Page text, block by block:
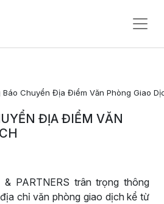
Báo Chuyển Địa Điểm Văn Phòng Giao
ĐỊA ĐIỂM VĂN
PARTNERS trân trọng thông
chỉ văn phòng giao dịch kể từ